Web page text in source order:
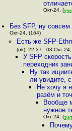
Окт-24, (
Без SFP, ну совсем
Окт-24, (164)
Есть же SFP-
(ok), 22:37 , 03-Окт-
У SFP
переходник
Ну так
ли увидите,
Не хочу я
разём и
Вообще
нужное
Окт-24, (